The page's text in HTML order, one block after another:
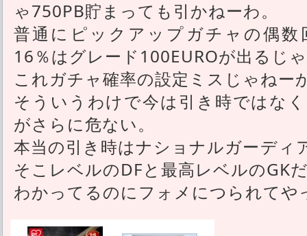
ゃ750PB貯まっても引かねーわ。
普通にピックアップガチャの偶
16％はグレード100EUROが出るじ
これガチャ確率の設定ミスじゃねー
そういうわけで今は引き時ではな
がさらに危ない。
本当の引き時はナショナルガーディ
そこレベルのDFと最高レベルのGK
わかってるのにフォメにつられてや